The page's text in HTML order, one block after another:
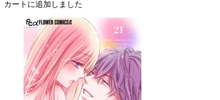
カートに追加しました